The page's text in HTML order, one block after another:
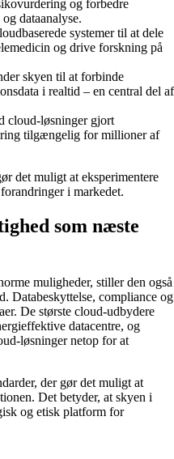
og forbedre
dataanalyse.
systemer til at dele
og drive forskning på
skyen til at forbinde
i realtid – en central del af
cloud-løsninger gjort
tilgængelig for millioner af
det muligt at eksperimentere
i markedet.
som næste
muligheder, stiller den også
Databeskyttelse, compliance og
De største cloud-udbydere
datacentre, og
løsninger netop for at
der gør det muligt at
Det betyder, at skyen i
og etisk platform for